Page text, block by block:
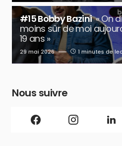
#15 Bobby Bazini « On
moins sûr de moi
19 ans »
29 mai 2026 1 minutes de
Nous suivre